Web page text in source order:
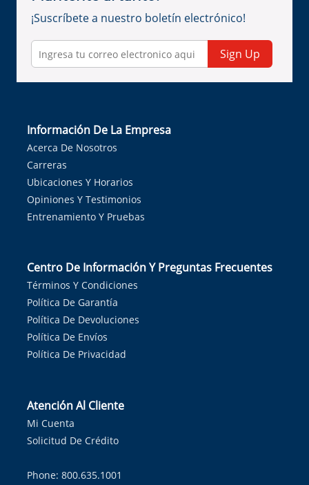
¡Suscríbete a nuestro boletín electrónico!
Sign Up
Información De La Empresa
Acerca De Nosotros
Carreras
Ubicaciones Y Horarios
Opiniones Y Testimonios
Entrenamiento Y Pruebas
Centro De Información Y Preguntas Frecuentes
Términos Y Condiciones
Política De Garantía
Política De Devoluciones
Política De Envíos
Política De Privacidad
Atención Al Cliente
Mi Cuenta
Solicitud De Crédito
Phone: 800.635.1001